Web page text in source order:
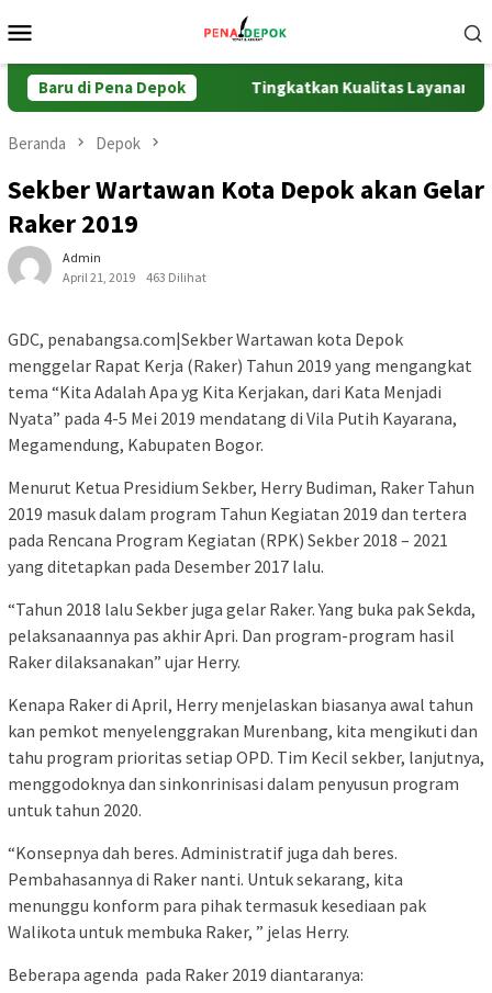
ke
Mobile
Baru di Pena Depok
Poros Pelayanan Tingkatkan Kualitas Layanan,
Beranda Depok
Sekber Wartawan Kota Depok akan Gelar
Raker 2019
Admin
April 21, 2019
463 Dilihat
GDC, penabangsa.com|Sekber Wartawan kota Depok
menggelar Rapat Kerja (Raker) Tahun 2019 yang mengangkat
tema “Kita Adalah Apa yg Kita Kerjakan, dari Kata Menjadi
Nyata” pada 4-5 Mei 2019 mendatang di Vila Putih Kayarana,
Megamendung, Kabupaten Bogor.
Menurut Ketua Presidium Sekber, Herry Budiman, Raker Tahun
2019 masuk dalam program Tahun Kegiatan 2019 dan tertera
pada Rencana Program Kegiatan (RPK) Sekber 2018 – 2021
yang ditetapkan pada Desember 2017 lalu.
“Tahun 2018 lalu Sekber juga gelar Raker. Yang buka pak Sekda,
pelaksanaannya pas akhir Apri. Dan program-program hasil
Raker dilaksanakan” ujar Herry.
Kenapa Raker di April, Herry menjelaskan biasanya awal tahun
kan pemkot menyelenggrakan Murenbang, kita mengikuti dan
tahu program prioritas setiap OPD. Tim Kecil sekber, lanjutnya,
menggodoknya dan sinkonrinisasi dalam penyusun program
untuk tahun 2020.
“Konsepnya dah beres. Administratif juga dah beres.
Pembahasannya di Raker nanti. Untuk sekarang, kita
menunggu konform para pihak termasuk kesediaan pak
Walikota untuk membuka Raker, ” jelas Herry.
Beberapa agenda pada Raker 2019 diantaranya: